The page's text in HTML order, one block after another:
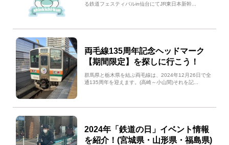
る鉄道フェスティバルin仙台にてJR東日本新幹...
両毛線135周年記念ヘッドマーク
【期間限定】を探しに行こう！
群馬県と栃木県を結ぶ両毛線は、2024年12月26日で全
通135周年を迎えます。(高崎～小山間)それを記...
2024年「鉄道の日」イベント情報
を紹介！(宮城県・山形県・福島県)